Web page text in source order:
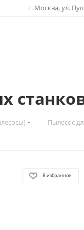
г. Москва, ул.
— Пылесос
В избранное